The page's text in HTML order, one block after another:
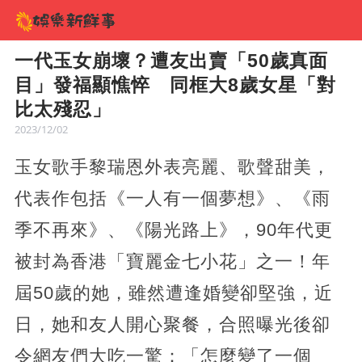
一代玉女崩壞？遭友出賣「50歲真面
目」發福顯憔悴 同框大8歲女星「對
比太殘忍」
2023/12/02
玉女歌手黎瑞恩外表亮麗、歌聲甜美，
代表作包括《一人有一個夢想》、《雨
季不再來》、《陽光路上》，90年代更
被封為香港「寶麗金七小花」之一！年
屆50歲的她，雖然遭逢婚變卻堅強，近
日，她和友人開心聚餐，合照曝光後卻
令網友們大吃一驚：「怎麼變了一個